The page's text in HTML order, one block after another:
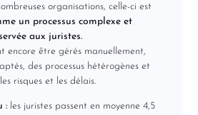
organisations, celle-ci est
un processus complexe et
aux juristes.
encore être gérés manuellement,
des processus hétérogènes et
risques et les délais.
:les juristes passent en moyenne 4,5